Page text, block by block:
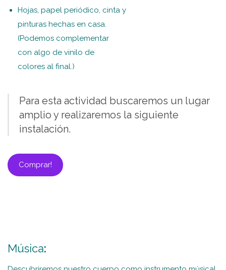
Hojas, papel periódico, cinta y
pinturas hechas en casa.
(Podemos complementar
con algo de vinilo de
colores al final.)
Para esta actividad buscaremos un lugar
amplio y realizaremos la siguiente
instalación.
Comprar!
Música: